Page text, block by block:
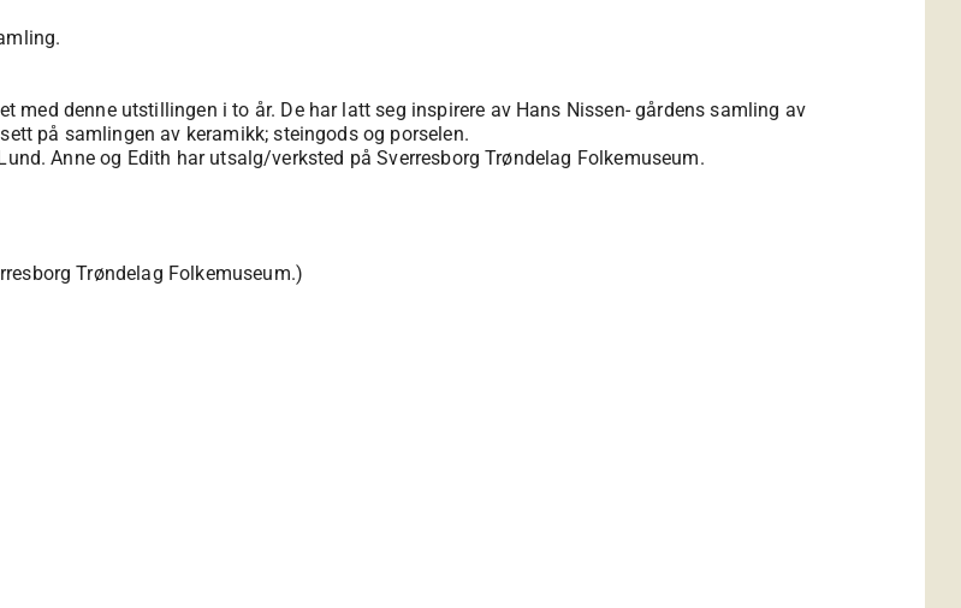
med denne utstillingen i to år. De har latt seg inspirere av Hans Nissen- gårdens samling av
på samlingen av keramikk; steingods og porselen.
Anne og Edith har utsalg/verksted på Sverresborg Trøndelag Folkemuseum.
Trøndelag Folkemuseum.)